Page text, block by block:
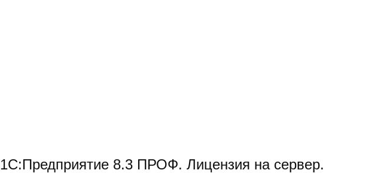
1С:Предприятие 8.3 ПРОФ. Лицензия на сервер.